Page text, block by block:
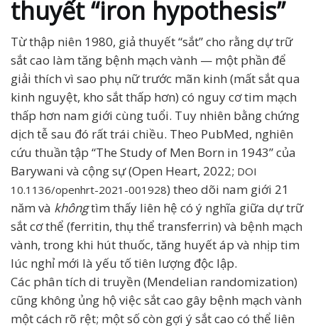
thuyết “iron hypothesis”
Từ thập niên 1980, giả thuyết “sắt” cho rằng dự trữ
sắt cao làm tăng bệnh mạch vành — một phần để
giải thích vì sao phụ nữ trước mãn kinh (mất sắt qua
kinh nguyệt, kho sắt thấp hơn) có nguy cơ tim mạch
thấp hơn nam giới cùng tuổi. Tuy nhiên bằng chứng
dịch tễ sau đó rất trái chiều. Theo PubMed, nghiên
cứu thuần tập “The Study of Men Born in 1943” của
Barywani và cộng sự (Open Heart, 2022; DOI
10.1136/openhrt-2021-001928) theo dõi nam giới 21
năm và khôngtìm thấy liên hệ có ý nghĩa giữa dự trữ
sắt cơ thể (ferritin, thụ thể transferrin) và bệnh mạch
vành, trong khi hút thuốc, tăng huyết áp và nhịp tim
lúc nghỉ mới là yếu tố tiên lượng độc lập.
Các phân tích di truyền (Mendelian randomization)
cũng không ủng hộ việc sắt cao gây bệnh mạch vành
một cách rõ rệt; một số còn gợi ý sắt cao có thể liên